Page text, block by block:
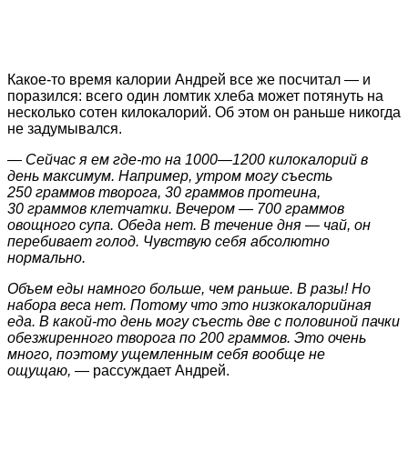
Какое-то время калории Андрей все же посчитал — и
поразился: всего один ломтик хлеба может потянуть на
несколько сотен килокалорий. Об этом он раньше никогда
не задумывался.
— Сейчас я ем где-то на 1000—1200 килокалорий в
день максимум. Например, утром могу съесть
250 граммов творога, 30 граммов протеина,
30 граммов клетчатки. Вечером — 700 граммов
овощного супа. Обеда нет. В течение дня — чай, он
перебивает голод. Чувствую себя абсолютно
нормально.
Объем еды намного больше, чем раньше. В разы! Но
набора веса нет. Потому что это низкокалорийная
еда. В какой-то день могу съесть две с половиной пачки
обезжиренного творога по 200 граммов. Это очень
много, поэтому ущемленным себя вообще не
ощущаю, — рассуждает Андрей.